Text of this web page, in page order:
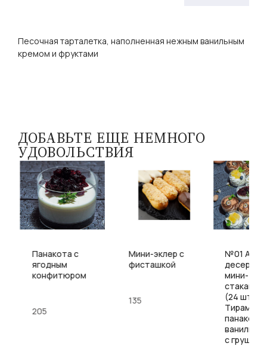
Песочная тарталетка, наполненная нежным ванильным
кремом и фруктами
ДОБАВЬТЕ ЕЩЕ НЕМНОГО
УДОВОЛЬСТВИЯ
Панакота с
ягодным
конфитюром
205
Мини-эклер с
фисташкой
135
№01
десертов
мини-
(24 шт.)
панакота,
с грушей